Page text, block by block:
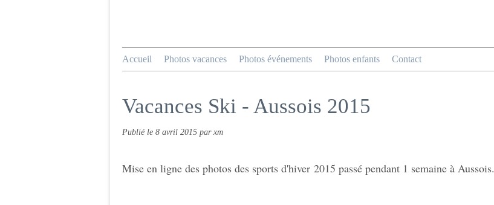
Accueil Photos vacances Photos événements Photos enfants Contact
Vacances Ski - Aussois 2015
Publié le 8 avril 2015 par xm
Mise en ligne des photos des sports d'hiver 2015 passé pendant 1 semaine à Aussois.